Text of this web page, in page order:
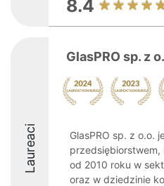
8.4
Laureaci
GlasPRO sp. z
GlasPRO sp. z o.o.
od 2010 roku w
oraz w dziedzinie